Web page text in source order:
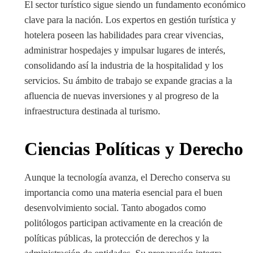
El sector turístico sigue siendo un fundamento económico
clave para la nación. Los expertos en gestión turística y
hotelera poseen las habilidades para crear vivencias,
administrar hospedajes y impulsar lugares de interés,
consolidando así la industria de la hospitalidad y los
servicios. Su ámbito de trabajo se expande gracias a la
afluencia de nuevas inversiones y al progreso de la
infraestructura destinada al turismo.
Ciencias Políticas y Derecho
Aunque la tecnología avanza, el Derecho conserva su
importancia como una materia esencial para el buen
desenvolvimiento social. Tanto abogados como
politólogos participan activamente en la creación de
políticas públicas, la protección de derechos y la